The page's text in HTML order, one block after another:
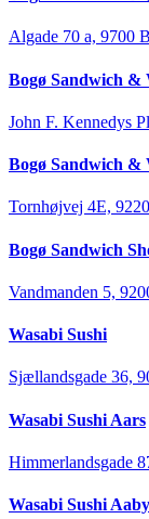
Algade 70 a, 9700
Bogø Sandwich &
John F. Kennedys
Bogø Sandwich &
Tornhøjvej 4E,
Bogø Sandwich
Vandmanden 5,
Wasabi Sushi
Sjællandsgade 36,
Wasabi Sushi Aars
Himmerlandsgade
Wasabi Sushi